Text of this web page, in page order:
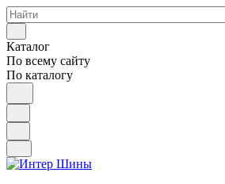
Каталог
По всему сайту
По каталогу